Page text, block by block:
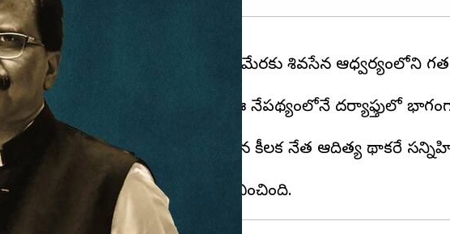
సోదాలు కలకలం రేపుతున్నాయి. ఈ మేరకు శివసేన ఆధ్వర్యంలోని గత
జరిగాయని అనుమానిస్తోంది. ఈ నేపథ్యంలోనే దర్యాఫ్తులో
ఉద్దవ్ థాకరే వర్గానికి చెందిన కీలక నేత ఆదిత్య థాకరే